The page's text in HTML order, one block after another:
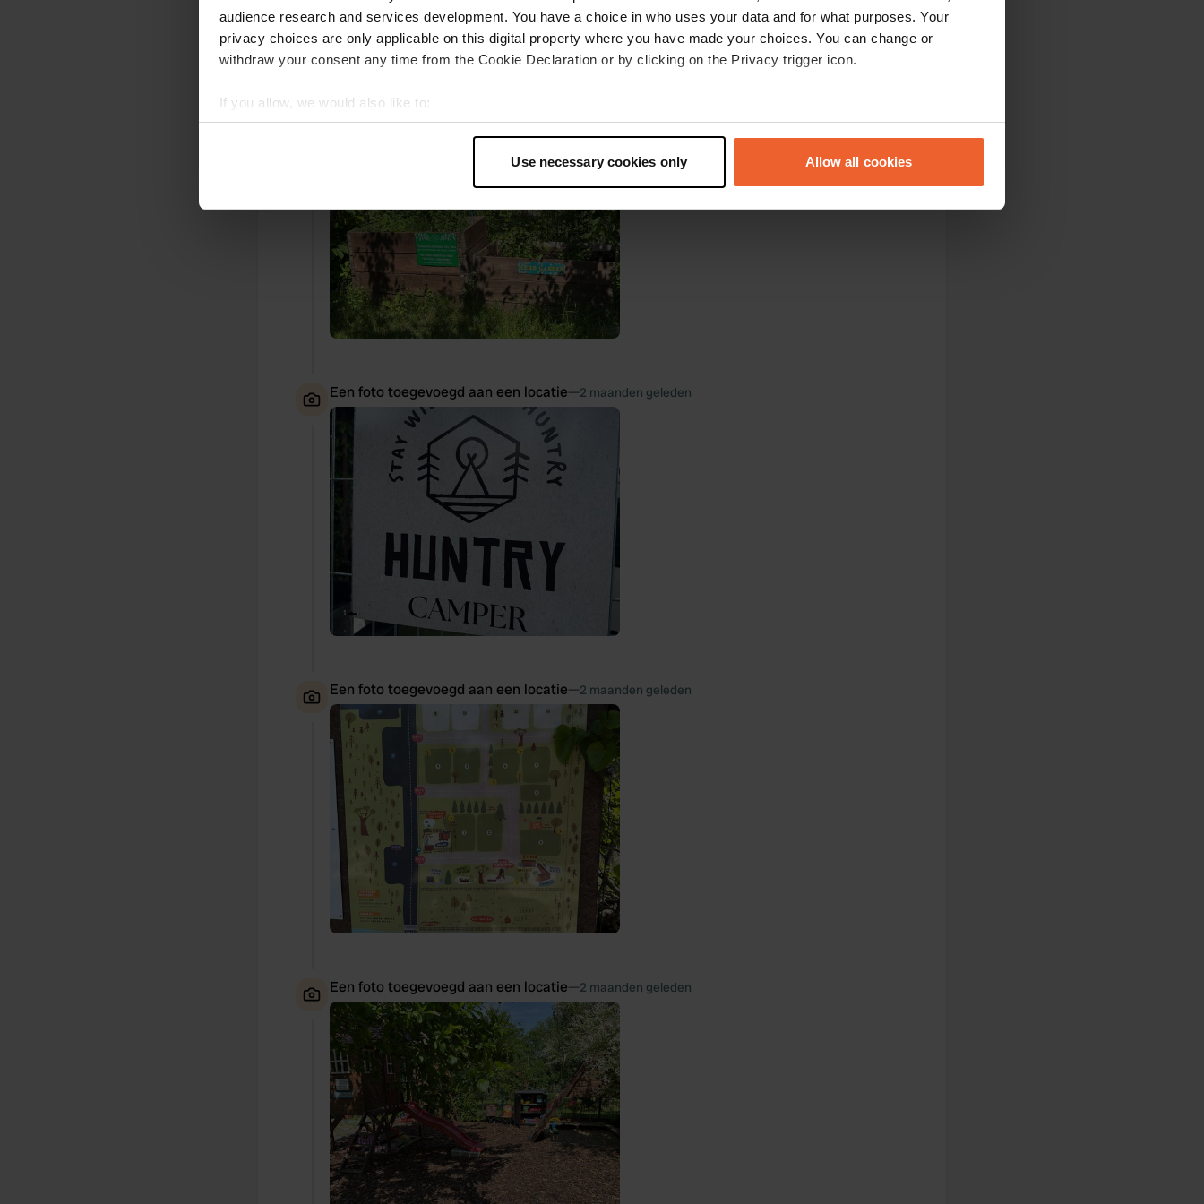
audience research and services development. You have a choice in who uses your data and for what purposes. Your
privacy choices are only applicable on this digital property where you have made your choices. You can change or
withdraw your consent any time from the Cookie Declaration or by clicking on the Privacy trigger icon.
If you allow, we would also like to:
Collect information about your geographical location which can be accurate to within several meters
Find out more about how your personal data is processed and set your preferences in the
We use cookies to personalise content and ads, to provide social media features and to analyse our traffic. We also share
information about your use of our site with our social media, advertising and analytics partners who may combine it with
other information that you’ve provided to them or that they’ve collected from your use of their services.
Use necessary cookies only Allow all cookies
trams rijden elke 4 minuten. Restaurants en supermarkten zijn vlakbij en de camping wordt gerund door
een supervriendelijk jong stel.
Vertaald door Google Origineel tonen
Een foto toegevoegd aan een locatie
Een foto toegevoegd aan een locatie—2 maanden geleden
Een foto toegevoegd aan een locatie—2 maanden geleden
Een foto toegevoegd aan een locatie—2 maanden geleden